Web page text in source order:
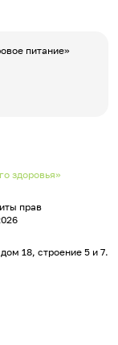
питание»
здоровья»
прав
18, строение 5 и 7.